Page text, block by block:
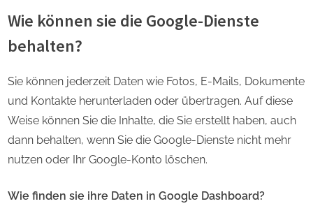
Wie können sie die Google-Dienste
behalten?
Sie können jederzeit Daten wie Fotos, E-Mails, Dokumente
und Kontakte herunterladen oder übertragen. Auf diese
Weise können Sie die Inhalte, die Sie erstellt haben, auch
dann behalten, wenn Sie die Google-Dienste nicht mehr
nutzen oder Ihr Google-Konto löschen.
Wie finden sie ihre Daten in Google Dashboard?